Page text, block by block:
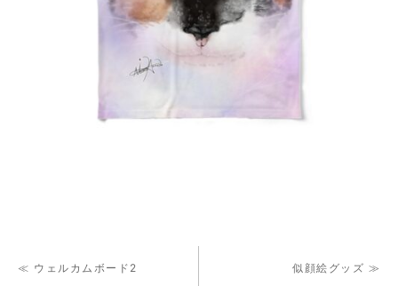
≪ ウェルカムボード2 似顔絵グッズ ≫